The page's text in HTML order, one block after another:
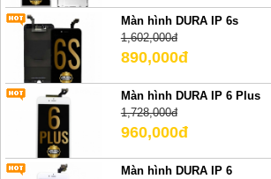
Màn hình DURA IP 6s
1,602,000đ
890,000đ
Màn hình DURA IP 6 Plus
1,728,000đ
960,000đ
Màn hình DURA IP 6